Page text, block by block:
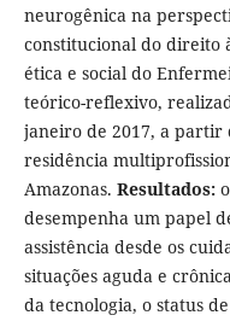
neurogênica na
constitucional do direito
ética e social do
teórico-reflexivo,
janeiro de 2017, a partir
residência
Amazonas. Resultados:o
desempenha um papel
assistência desde os
situações aguda e
da tecnologia, o status